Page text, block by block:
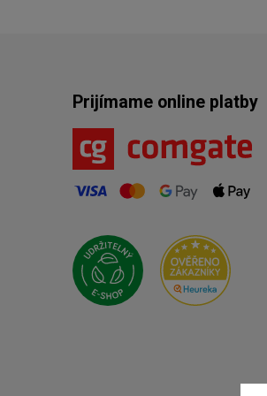
Prijímame online platby